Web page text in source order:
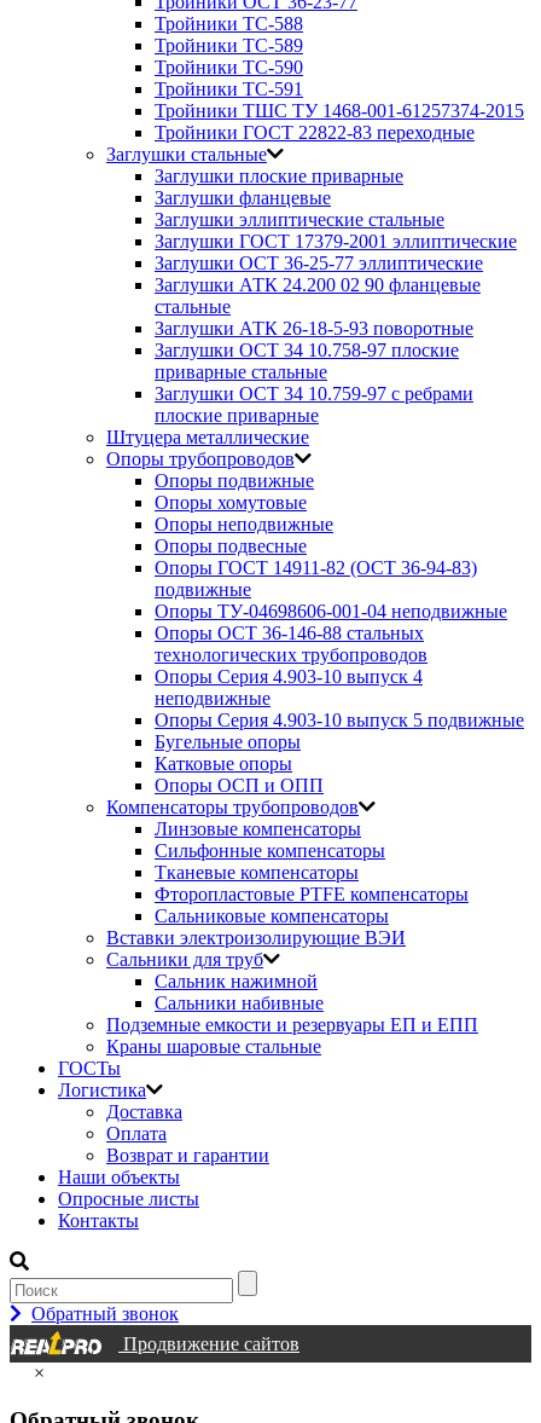
Тройники ТС-588
Тройники ТС-589
Тройники ТС-590
Тройники ТС-591
Тройники ТШС ТУ 1468-001-61257374-2015
Тройники ГОСТ 22822-83 переходные
Заглушки стальные
Заглушки плоские приварные
Заглушки фланцевые
Заглушки эллиптические стальные
Заглушки ГОСТ 17379-2001 эллиптические
Заглушки ОСТ 36-25-77 эллиптические
Заглушки АТК 24.200 02 90 фланцевые
стальные
Заглушки АТК 26-18-5-93 поворотные
Заглушки ОСТ 34 10.758-97 плоские
приварные стальные
Заглушки ОСТ 34 10.759-97 с ребрами
плоские приварные
Штуцера металлические
Опоры трубопроводов
Опоры подвижные
Опоры хомутовые
Опоры неподвижные
Опоры подвесные
Опоры ГОСТ 14911-82 (ОСТ 36-94-83)
подвижные
Опоры ТУ-04698606-001-04 неподвижные
Опоры ОСТ 36-146-88 стальных
технологических трубопроводов
Опоры Серия 4.903-10 выпуск 4
неподвижные
Опоры Серия 4.903-10 выпуск 5 подвижные
Бугельные опоры
Катковые опоры
Опоры ОСП и ОПП
Компенсаторы трубопроводов
Линзовые компенсаторы
Сильфонные компенсаторы
Тканевые компенсаторы
Фторопластовые PTFE компенсаторы
Сальниковые компенсаторы
Вставки электроизолирующие ВЭИ
Сальники для труб
Сальник нажимной
Сальники набивные
Подземные емкости и резервуары ЕП и ЕПП
Краны шаровые стальные
ГОСТы
Логистика
Доставка
Оплата
Возврат и гарантии
Наши объекты
Опросные листы
Контакты
Обратный звонок
Продвижение сайтов
×